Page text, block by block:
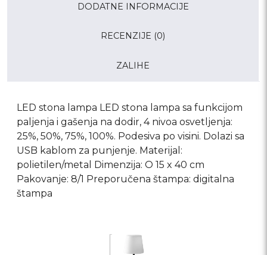
DODATNE INFORMACIJE
RECENZIJE (0)
ZALIHE
LED stona lampa LED stona lampa sa funkcijom
paljenja i gašenja na dodir, 4 nivoa osvetljenja:
25%, 50%, 75%, 100%. Podesiva po visini. Dolazi sa
USB kablom za punjenje. Materijal:
polietilen/metal Dimenzija: O 15 x 40 cm
Pakovanje: 8/1 Preporučena štampa: digitalna
štampa